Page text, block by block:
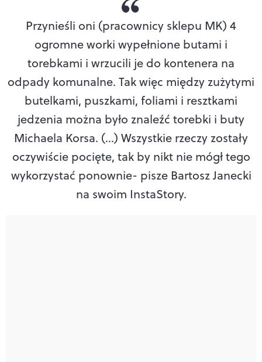
Przynieśli oni (pracownicy sklepu MK) 4
ogromne worki wypełnione butami i
torebkami i wrzucili je do kontenera na
odpady komunalne. Tak więc między zużytymi
butelkami, puszkami, foliami i resztkami
jedzenia można było znaleźć torebki i buty
Michaela Korsa. (...) Wszystkie rzeczy zostały
oczywiście pocięte, tak by nikt nie mógł tego
wykorzystać ponownie- pisze Bartosz Janecki
na swoim InstaStory.